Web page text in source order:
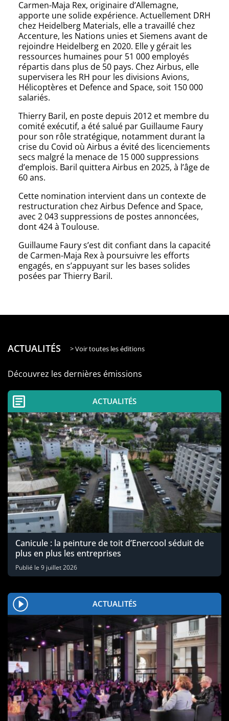
Carmen-Maja Rex, originaire d’Allemagne,
apporte une solide expérience. Actuellement DRH
chez Heidelberg Materials, elle a travaillé chez
Accenture, les Nations unies et Siemens avant de
rejoindre Heidelberg en 2020. Elle y gérait les
ressources humaines pour 51 000 employés
répartis dans plus de 50 pays. Chez Airbus, elle
supervisera les RH pour les divisions Avions,
Hélicoptères et Defence and Space, soit 150 000
salariés.
Thierry Baril, en poste depuis 2012 et membre du
comité exécutif, a été salué par Guillaume Faury
pour son rôle stratégique, notamment durant la
crise du Covid où Airbus a évité des licenciements
secs malgré la menace de 15 000 suppressions
d’emplois. Baril quittera Airbus en 2025, à l’âge de
60 ans.
Cette nomination intervient dans un contexte de
restructuration chez Airbus Defence and Space,
avec 2 043 suppressions de postes annoncées,
dont 424 à Toulouse.
Guillaume Faury s’est dit confiant dans la capacité
de Carmen-Maja Rex à poursuivre les efforts
engagés, en s’appuyant sur les bases solides
posées par Thierry Baril.
ACTUALITÉS > Voir toutes les éditions
Découvrez les dernières émissions
ACTUALITÉS
Canicule : la peinture de toit d’Enercool séduit de
plus en plus les entreprises
Publié le 9 juillet 2026
ACTUALITÉS